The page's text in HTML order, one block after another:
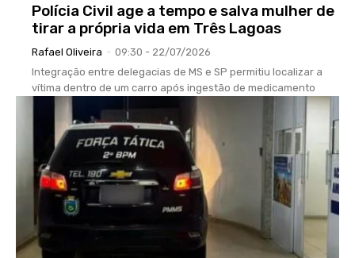
Polícia Civil age a tempo e salva mulher de
tirar a própria vida em Três Lagoas
Rafael Oliveira - 09:30 - 22/07/2026
Integração entre delegacias de MS e SP permitiu localizar a
vítima dentro de um carro após ingestão de medicamento